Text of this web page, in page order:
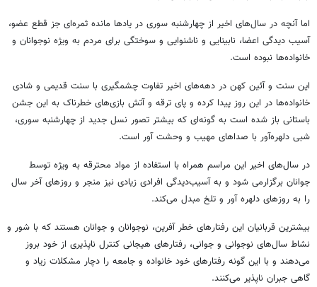
اما آنچه در سال‌های اخیر از چهارشنبه سوری در یادها مانده ثمره‌ای جز قطع عضو،
آسیب دیدگی اعضا، نابینایی و ناشنوایی و سوختگی برای مردم به ویژه نوجوانان و
خانواده‌ها نبوده است.
این سنت و آئین کهن در دهه‌های اخیر تفاوت چشمگیری با سنت قدیمی و شادی
خانواده‌ها در این روز پیدا کرده و پای ترقه و آتش بازی‌های خطرناک به این جشن
باستانی باز شده است به گونه‌ای که بیشتر تصور نسل جدید از چهارشنبه سوری،
شبی دلهره‌آور با صداهای مهیب و وحشتآور است.
در سال‌های اخیر این مراسم همراه با استفاده از مواد محترقه به ویژه توسط
جوانان برگزارمی شود و به آسیب‌دیدگی افرادی زیادی نیز منجر و روزهای آخر سال
را به روزهای دلهرهآور و تلخ مبدل می‌کند.
بیشترین قربانیان این رفتارهای خطر آفرین، نوجوانان و جوانان هستند که با شور و
نشاط سال‌های نوجوانی و جوانی، رفتارهای هیجانی کنترل ناپذیری از خود بروز
می‌دهند و با این گونه رفتارهای خود خانواده و جامعه را دچار مشکلات زیاد و
گاهی جبران ناپذیر می‌کنند.